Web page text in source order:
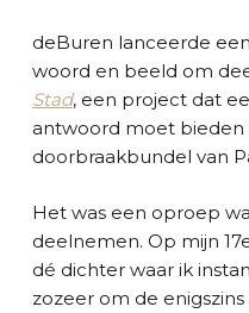
deBuren lanceerde
woord en beeld om
Stad, een project dat
antwoord moet bieden
doorbraakbundel van
Het was een oproep
deelnemen. Op mijn
dé dichter waar ik
zozeer om de